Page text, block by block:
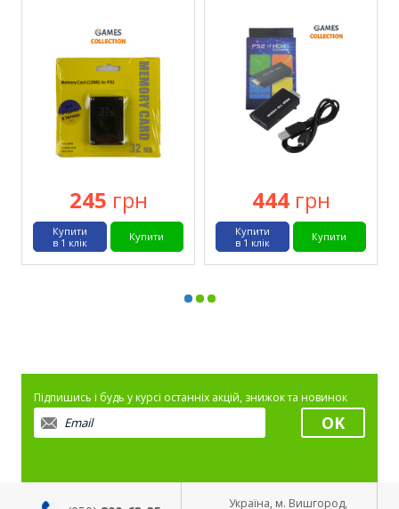
245 грн
Купити
Купити
в 1 клік
444 грн
Купити
Купити
в 1 клік
Підпишись і будь у курсі останніх акцій, знижок та новинок
Україна, м. Вишгород,